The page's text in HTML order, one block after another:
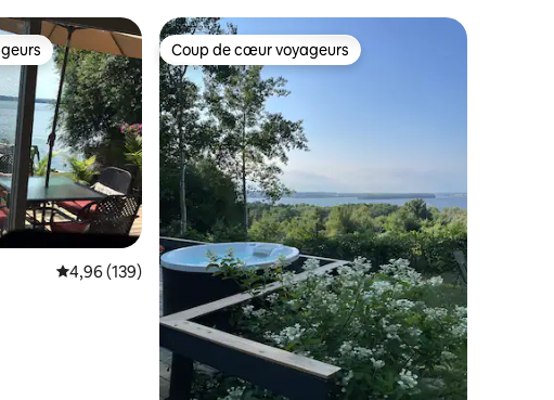
parmi les plus aimés
Note moyenne de 4,96 sur 5, 139 commentaires
4,96 (139)
Coup de cœur voyageurs
Coup de cœur voyageurs